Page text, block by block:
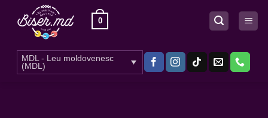
0
MDL - Leu moldovenesc
(MDL)